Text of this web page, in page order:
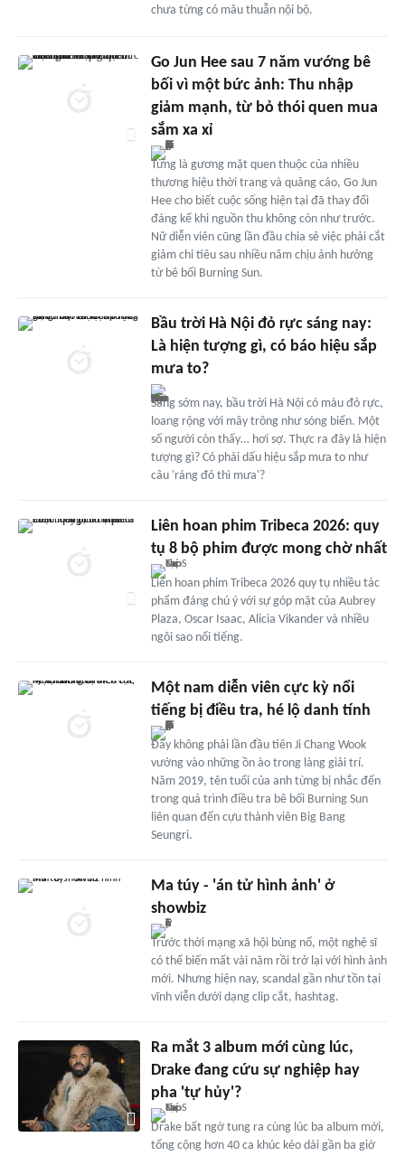
chưa từng có mâu thuẫn nội bộ.
Go Jun Hee sau 7 năm vướng bê
bối vì một bức ảnh: Thu nhập
giảm mạnh, từ bỏ thói quen mua
sắm xa xỉ
Từng là gương mặt quen thuộc của nhiều
thương hiệu thời trang và quảng cáo, Go Jun
Hee cho biết cuộc sống hiện tại đã thay đổi
đáng kể khi nguồn thu không còn như trước.
Nữ diễn viên cũng lần đầu chia sẻ việc phải cắt
giảm chi tiêu sau nhiều năm chịu ảnh hưởng
từ bê bối Burning Sun.
Bầu trời Hà Nội đỏ rực sáng nay:
Là hiện tượng gì, có báo hiệu sắp
mưa to?
Sáng sớm nay, bầu trời Hà Nội có màu đỏ rực,
loang rộng với mây trông như sóng biển. Một
số người còn thấy… hơi sợ. Thực ra đây là hiện
tượng gì? Có phải dấu hiệu sắp mưa to như
câu 'ráng đỏ thì mưa'?
Liên hoan phim Tribeca 2026: quy
tụ 8 bộ phim được mong chờ nhất
Liên hoan phim Tribeca 2026 quy tụ nhiều tác
phẩm đáng chú ý với sự góp mặt của Aubrey
Plaza, Oscar Isaac, Alicia Vikander và nhiều
ngôi sao nổi tiếng.
Một nam diễn viên cực kỳ nổi
tiếng bị điều tra, hé lộ danh tính
Đây không phải lần đầu tiên Ji Chang Wook
vướng vào những ồn ào trong làng giải trí.
Năm 2019, tên tuổi của anh từng bị nhắc đến
trong quá trình điều tra bê bối Burning Sun
liên quan đến cựu thành viên Big Bang
Seungri.
Ma túy - 'án tử hình ảnh' ở
showbiz
Trước thời mạng xã hội bùng nổ, một nghệ sĩ
có thể biến mất vài năm rồi trở lại với hình ảnh
mới. Nhưng hiện nay, scandal gần như tồn tại
vĩnh viễn dưới dạng clip cắt, hashtag.
Ra mắt 3 album mới cùng lúc,
Drake đang cứu sự nghiệp hay
pha 'tự hủy'?
Drake bất ngờ tung ra cùng lúc ba album mới,
tổng cộng hơn 40 ca khúc kéo dài gần ba giờ